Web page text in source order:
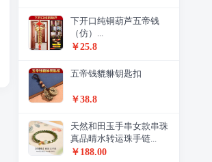
下开口纯铜葫芦五帝钱
（仿）...
￥25.8
五帝钱貔貅钥匙扣
￥38.8
天然和田玉手串女款串珠
真品晴水转运珠手链...
￥188.00